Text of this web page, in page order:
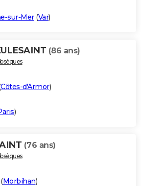
sur-Mer(Var)
(86 ans)
Côtes-d'Armor)
)
(76 ans)
(Morbihan)